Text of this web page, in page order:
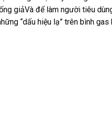
giảVà để làm người tiêu
“dấu hiệu lạ” trên bình gas